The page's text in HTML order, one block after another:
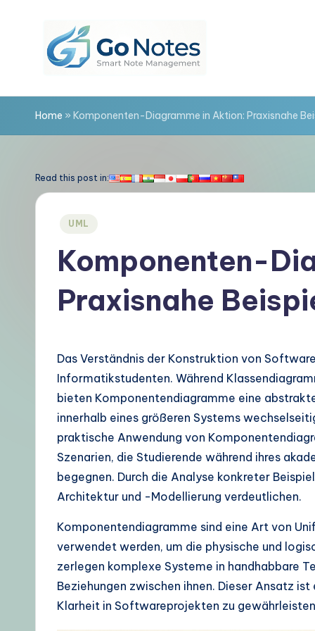
G
o
o
A
Home » Komponenten-Diagramme in Aktion: Praxisnahe
Read this post in:
Posted
UML
Komponenten-
Praxisnahe
Das Verständnis der Konstruktion von
Informatikstudenten. Während
bieten Komponentendiagramme eine
innerhalb eines größeren Systems
praktische Anwendung von
Szenarien, die Studierende während ihres
begegnen. Durch die Analyse konkreter
Architektur und -Modellierung verdeutlichen.
Komponentendiagramme sind eine Art von
verwendet werden, um die physische und
zerlegen komplexe Systeme in handhabbare
Beziehungen zwischen ihnen. Dieser Ansatz
Klarheit in Softwareprojekten zu